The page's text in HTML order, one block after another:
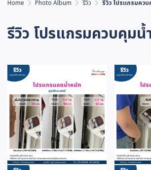
Home Photo Album รีวิว รีวิว โปรแกรมคว
รีวิว โปรแกรมควบคุมน้